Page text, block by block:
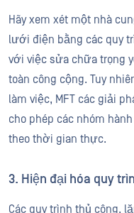
Hãy xem xét một nhà
lưới điện bằng các quy
với việc sửa chữa trọng
toàn công cộng. Tuy
làm việc, MFT các giải
cho phép các nhóm
theo thời gian thực.
3. Hiện đại hóa quy
Các quy trình thủ công,